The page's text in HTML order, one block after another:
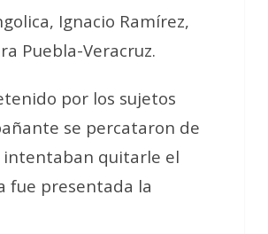
Ignacio Ramírez,
Puebla-Veracruz.
por los sujetos
se percataron de
intentaban quitarle el
fue presentada la